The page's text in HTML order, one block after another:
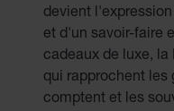
devient
et d'un savoir-faire
cadeaux de luxe,
qui rapprochent les
comptent et les